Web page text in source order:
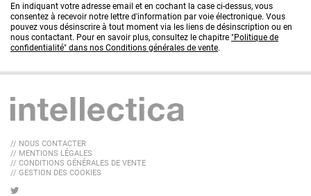
En indiquant votre adresse email et en cochant la case ci-dessus, vous
consentez à recevoir notre lettre d'information par voie électronique. Vous
pouvez vous désinscrire à tout moment via les liens de désinscription ou en
nous contactant. Pour en savoir plus, consultez le chapitre "Politique de
confidentialité" dans nos Conditions générales de vente.
// NOUS CONTACTER
// MENTIONS LÉGALES
// CONDITIONS GÉNÉRALES DE VENTE
// GESTION DES COOKIES